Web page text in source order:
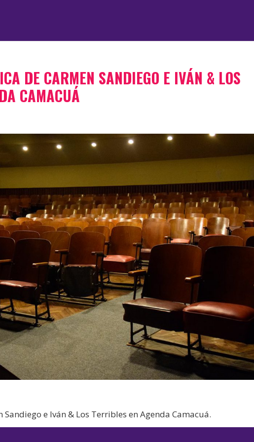
DE CARMEN SANDIEGO E IVÁN & LOS
CAMACUÁ
e Iván & Los Terribles en Agenda Camacuá.